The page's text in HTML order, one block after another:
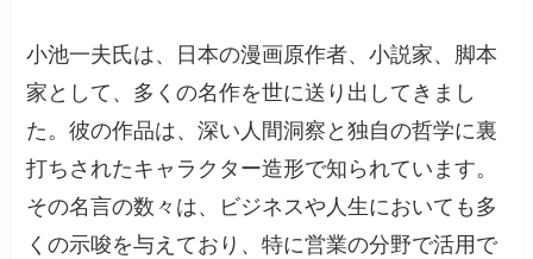
小池一夫氏は、日本の漫画原作者、小説家、脚本
家として、多くの名作を世に送り出してきまし
た。​彼の作品は、深い人間洞察と独自の哲学に裏
打ちされたキャラクター造形で知られています。​
その名言の数々は、ビジネスや人生においても多
くの示唆を与えており、特に営業の分野で活用で